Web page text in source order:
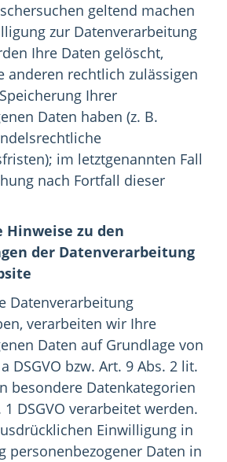
geltend machen
zur Datenverarbeitung
Ihre Daten gelöscht,
anderen rechtlich zulässigen
Ihrer
Daten haben (z. B.
im letztgenannten Fall
nach Fortfall dieser
Hinweise zu den
der Datenverarbeitung
Datenverarbeitung
verarbeiten wir Ihre
Daten auf Grundlage von
DSGVO bzw. Art. 9 Abs. 2 lit.
besondere Datenkategorien
1 DSGVO verarbeitet werden.
Einwilligung in
personenbezogener Daten in